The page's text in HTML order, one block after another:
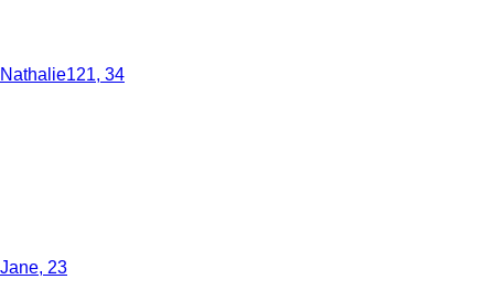
Nathalie121, 34
Jane, 23